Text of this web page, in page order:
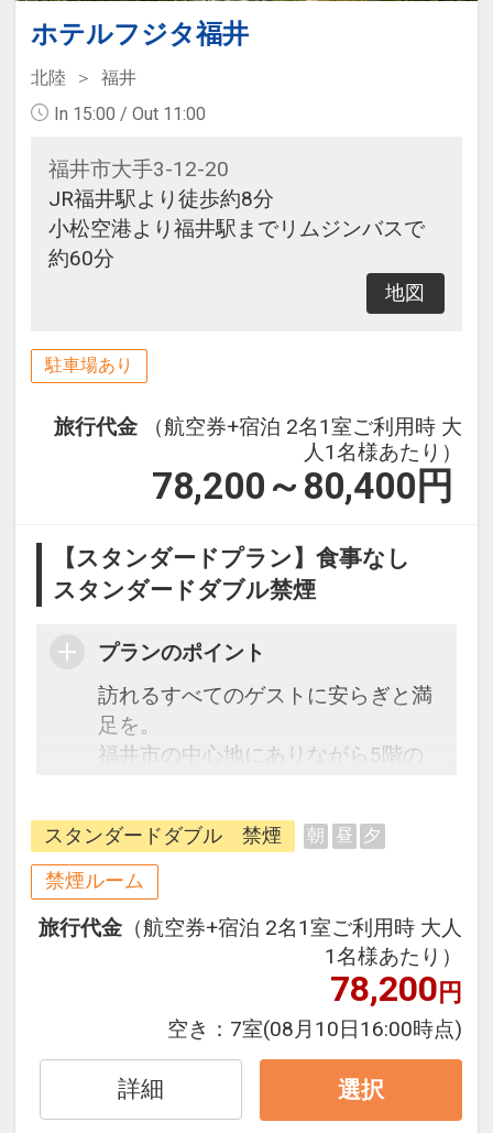
ホテルフジタ福井
北陸
福井
In 15:00 / Out 11:00
福井市大手3-12-20
JR福井駅より徒歩約8分
小松空港より福井駅までリムジンバスで
約60分
地図
駐車場あり
旅行代金
（航空券+宿泊 2名1室ご利用時 大
人1名様あたり）
78,200～80,400 円
【スタンダードプラン】食事なし
スタンダードダブル禁煙
プランのポイント
訪れるすべてのゲストに安らぎと満
足を。
福井市の中心地にありながら5階の
な緑を感じることが出来るロケーシ
ョン。
ビジネスの拠点や歴史散策・グルメ
巡りに最適。
スタンダードダブル 禁煙 朝 昼 夕
禁煙ルーム
旅行代金 （航空券+宿泊 2名1室ご利用時 大人
1名様あたり）
78,200円
空き： 7室(08月10日16:00時点)
詳細 選択